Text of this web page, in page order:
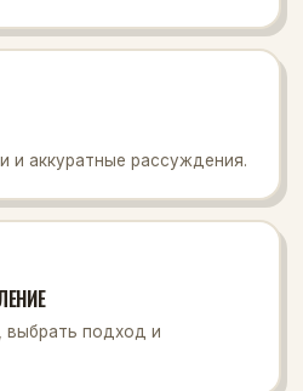
и аккуратные рассуждения.
выбрать подход и